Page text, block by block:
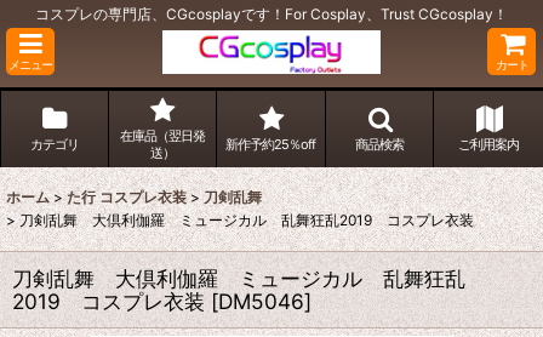
コスプレの専門店、CGcosplayです！For Cosplay、Trust CGcosplay！
メニュー カート
カテゴリ
在庫品（翌日発
送）
新作予約25％off 商品検索 ご利用案内
ホーム > た行 コスプレ衣装 > 刀剣乱舞
> 刀剣乱舞 大倶利伽羅 ミュージカル 乱舞狂乱2019 コスプレ衣装
刀剣乱舞 大倶利伽羅 ミュージカル 乱舞狂乱
2019 コスプレ衣装 [DM5046]